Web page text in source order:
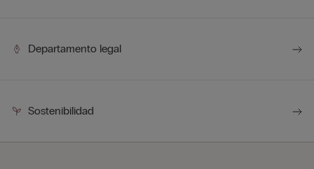
Departamento legal
Sostenibilidad